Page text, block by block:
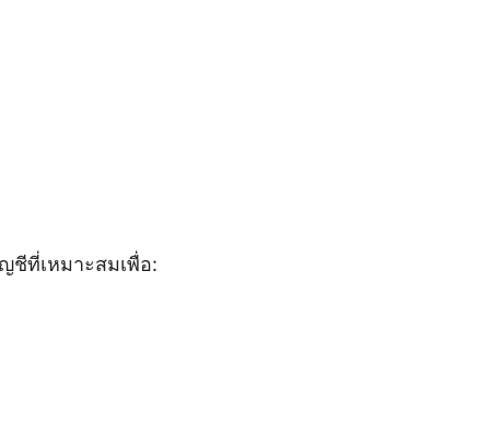
ชีที่เหมาะสมเพื่อ: